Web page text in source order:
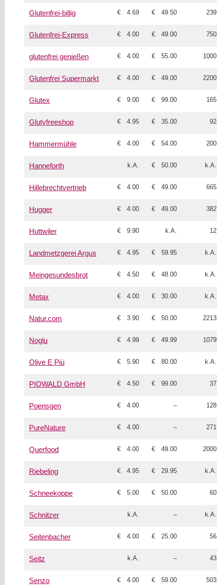
Glutenfrei-billig € 4.69 € 49.50 239
Glutenfrei-Express € 4.00 € 49.00 750
glutenfrei genießen € 4.00 € 55.00 1000
Glutenfrei Supermarkt € 4.00 € 49.00 2200
Glutex € 9.00 € 99.00 165
Glutyfreeshop € 4.95 € 35.00 92
Hammermühle € 4.00 € 54.00 200
Hanneforth k.A. € 50.00 k.A.
Hillebrechtvertrieb € 4.00 € 49.00 665
Hugger € 4.00 € 49.00 382
Huttwiler € 9.90 k.A. 12
Landmetzgerei Argus € 4.95 € 59.95 k.A.
Meingesundesbrot € 4.50 € 48.00 k.A.
Metax € 4.00 € 30.00 k.A.
Natur.com € 3.90 € 50.00 2213
Noglu € 4.99 € 49.99 1079
Olive E Più € 5.90 € 80.00 k.A.
PIOWALD GmbH € 4.50 € 99.00 37
Poensgen € 4.00 – 128
PureNature € 4.00 – 271
Querfood € 4.00 € 49.00 2000
Riebeling € 4.95 € 29.95 k.A.
Schneekoppe € 5.00 € 50.00 60
Schnitzer k.A. – k.A.
Seitenbacher € 4.00 € 25.00 56
Seitz k.A. – 43
Senzo € 4.00 € 59.00 503